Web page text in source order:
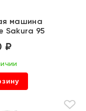
машина
Sakura 95
₽